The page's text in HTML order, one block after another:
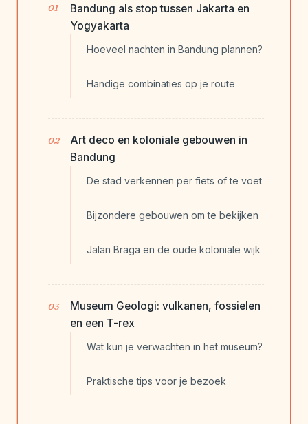
Bandung als stop tussen Jakarta en
Yogyakarta
Hoeveel nachten in Bandung plannen?
Handige combinaties op je route
Art deco en koloniale gebouwen in
Bandung
De stad verkennen per fiets of te voet
Bijzondere gebouwen om te bekijken
Jalan Braga en de oude koloniale wijk
Museum Geologi: vulkanen, fossielen
en een T-rex
Wat kun je verwachten in het museum?
Praktische tips voor je bezoek